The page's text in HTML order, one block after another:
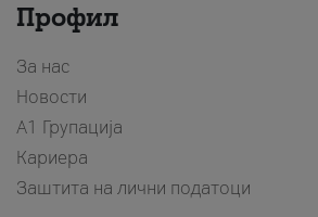
Профил
За нас
Новости
А1 Групација
Кариера
Заштита на лични податоци